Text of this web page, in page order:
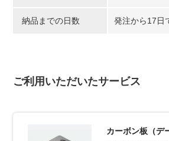
納品までの日数 発注から17日
ご利用いただいたサービス
カーボン板（デ